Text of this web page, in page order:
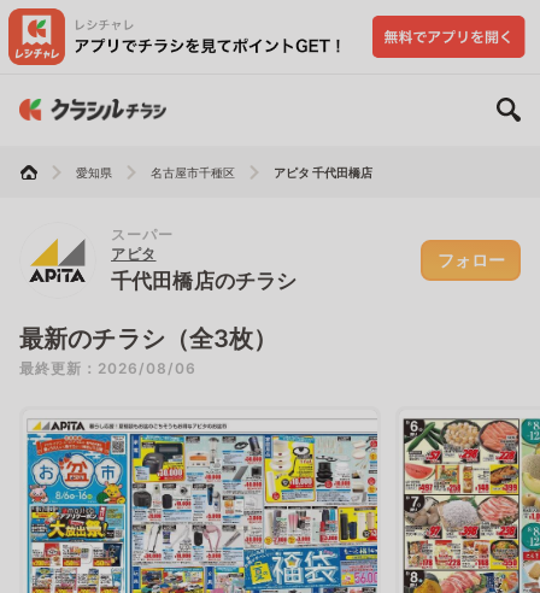
愛知県 名古屋市千種区 アピタ 千代田橋店
スーパー
アピタ
千代田橋店のチラシ
フォロー
最新のチラシ（全3枚）
最終更新：2026/08/06